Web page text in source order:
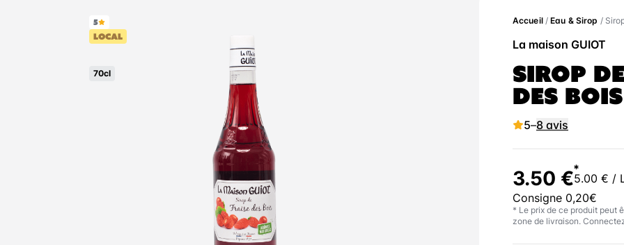
5
LOCAL
70cl
Accueil/Eau & Sirop /
La maison GUIOT
SIROP
DES BOIS
5–8 avis
3.50 €*
5.00 € /
Consigne 0,20€
* Le prix de ce produit peut
zone de livraison.